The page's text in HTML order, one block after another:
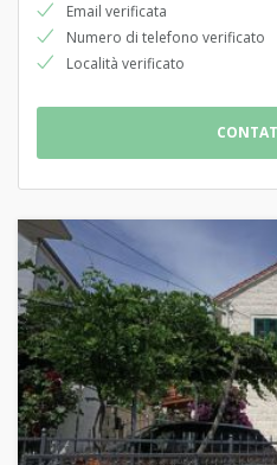
Email verificata
Numero di telefono verificato
Località verificato